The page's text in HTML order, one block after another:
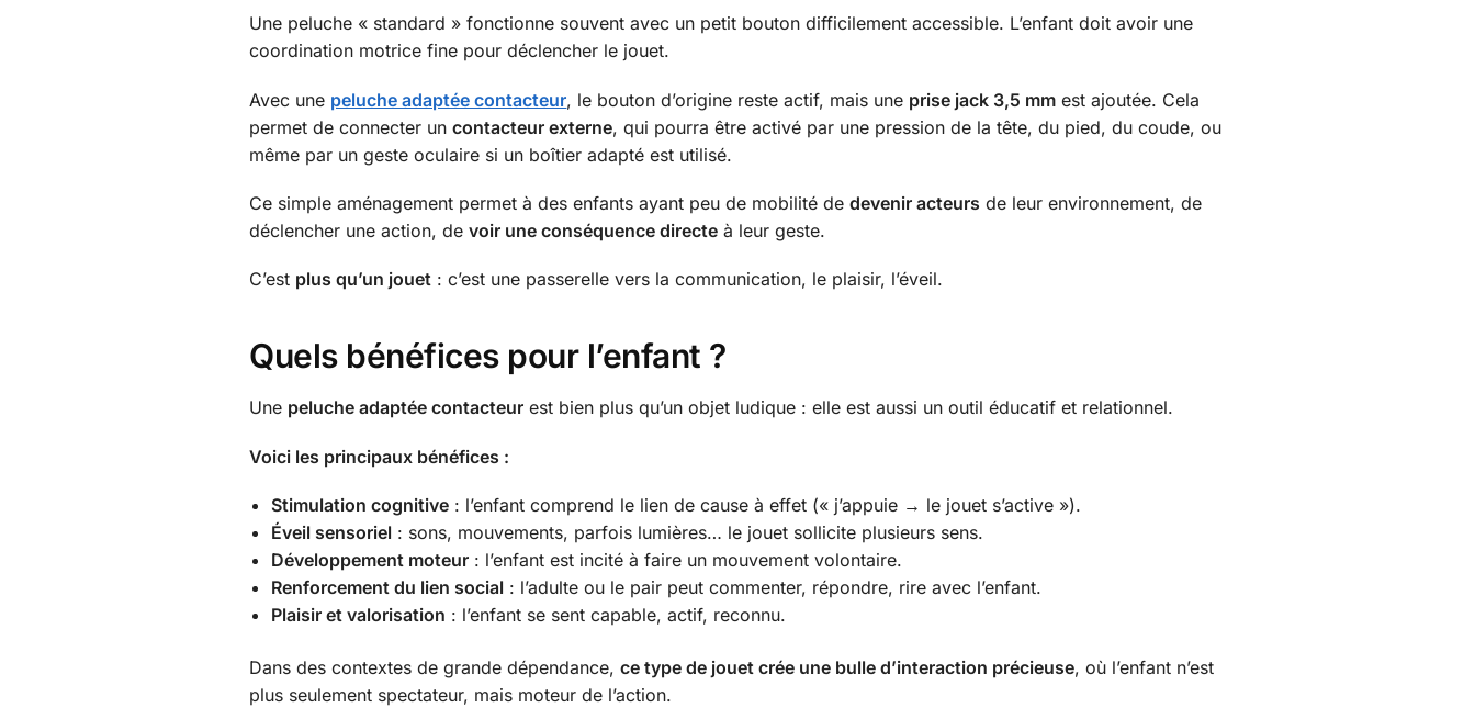
Une peluche « standard » fonctionne souvent avec un petit bouton difficilement accessible. L’enfant doit avoir une
coordination motrice fine pour déclencher le jouet.
Avec une peluche adaptée contacteur, le bouton d’origine reste actif, mais une prise jack 3,5 mm est ajoutée. Cela
permet de connecter uncontacteur externe, qui pourra être activé par une pression de la tête, du pied, du coude, ou
même par un geste oculaire si un boîtier adapté est utilisé.
Ce simple aménagement permet à des enfants ayant peu de mobilité dedevenir acteurs de leur environnement, de
déclencher une action, devoir une conséquence directe à leur geste.
C’est plus qu’un jouet : c’est une passerelle vers la communication, le plaisir, l’éveil.
Quels bénéfices pour l’enfant ?
Une peluche adaptée contacteur est bien plus qu’un objet ludique : elle est aussi un outil éducatif et relationnel.
Voici les principaux bénéfices :
Stimulation cognitive : l’enfant comprend le lien de cause à effet (« j’appuie → le jouet s’active »).
Éveil sensoriel : sons, mouvements, parfois lumières… le jouet sollicite plusieurs sens.
Développement moteur : l’enfant est incité à faire un mouvement volontaire.
Renforcement du lien social : l’adulte ou le pair peut commenter, répondre, rire avec l’enfant.
Plaisir et valorisation : l’enfant se sent capable, actif, reconnu.
Dans des contextes de grande dépendance,ce type de jouet crée une bulle d’interaction précieuse, où l’enfant n’est
plus seulement spectateur, mais moteur de l’action.